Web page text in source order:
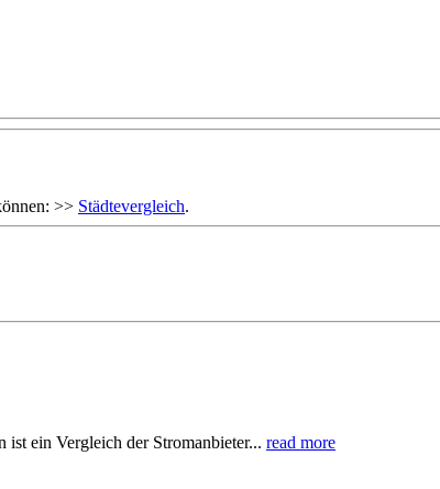
>> Städtevergleich.
ist ein Vergleich der Stromanbieter... read more